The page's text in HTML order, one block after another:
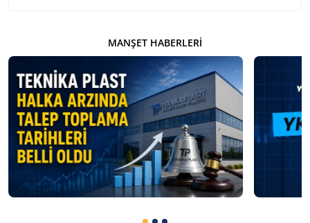
MANŞET HABERLERI